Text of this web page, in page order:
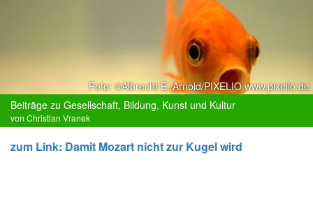
Foto: ©Albrecht E. Arnold/PIXELIO www.pixelio.de
Beiträge zu Gesellschaft, Bildung, Kunst und Kultur
von Christian Vranek
zum Link: Damit Mozart nicht zur Kugel wird